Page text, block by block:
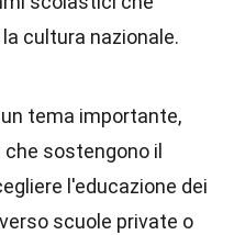
cultura nazionale.
tema importante,
sostengono il
l'educazione dei
scuole private o